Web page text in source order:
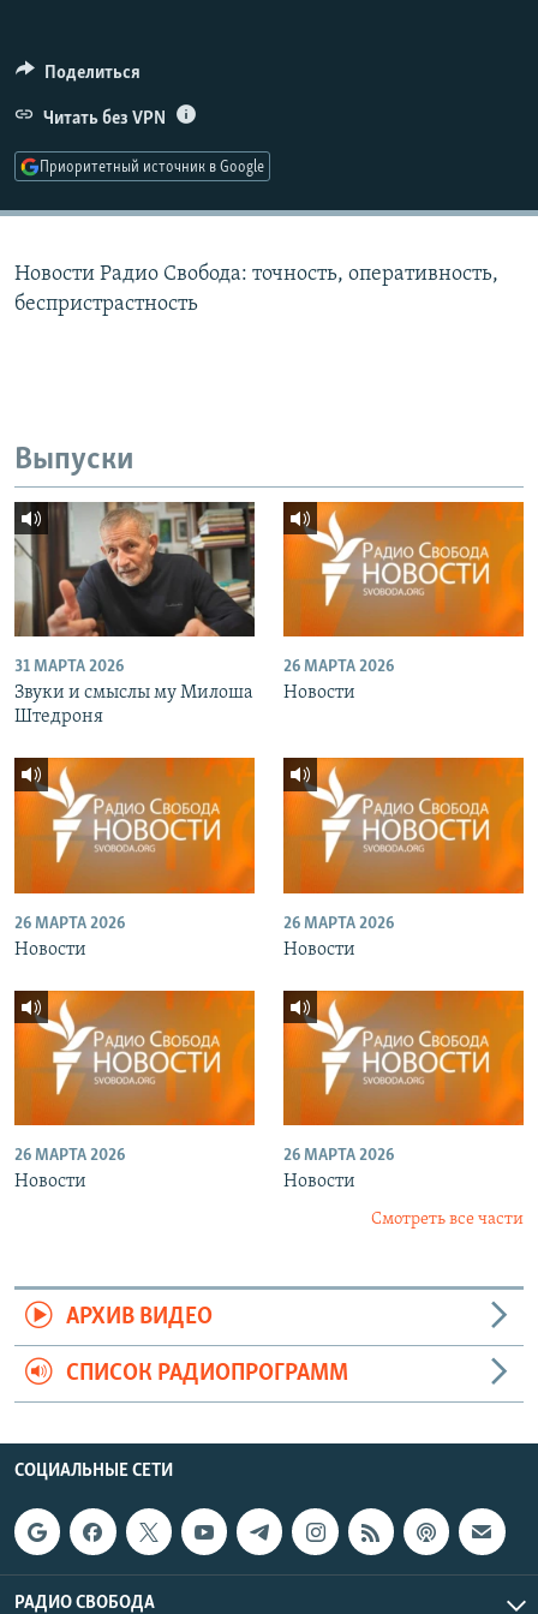
ПОДПИШИТЕСЬ НА РАССЫЛКУ
СОЦИАЛЬНЫЕ СЕТИ
Поделиться
Читать без VPN
Приоритетный источник в Google
Новости Радио Свобода: точность, оперативность,
беспристрастность
Выпуски
31 МАРТА 2026
Звуки и смыслы му Милоша
Штедроня
26 МАРТА 2026
Новости
26 МАРТА 2026
Новости
26 МАРТА 2026
Новости
26 МАРТА 2026
Новости
26 МАРТА 2026
Новости
Смотреть все части
АРХИВ ВИДЕО
СПИСОК РАДИОПРОГРАММ
СОЦИАЛЬНЫЕ СЕТИ
РАДИО СВОБОДА